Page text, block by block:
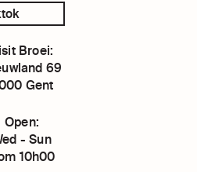
Broei:
69
Gent
Open:
- Sun
10h00